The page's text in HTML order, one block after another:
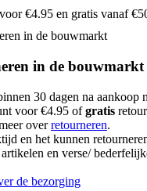
€4.95 en gratis vanaf
in de bouwmarkt
in de bouwmarkt
30 dagen na aankoop
voor €4.95 ofgratis
overretourneren.
en het kunnen
en verse/
de bezorging